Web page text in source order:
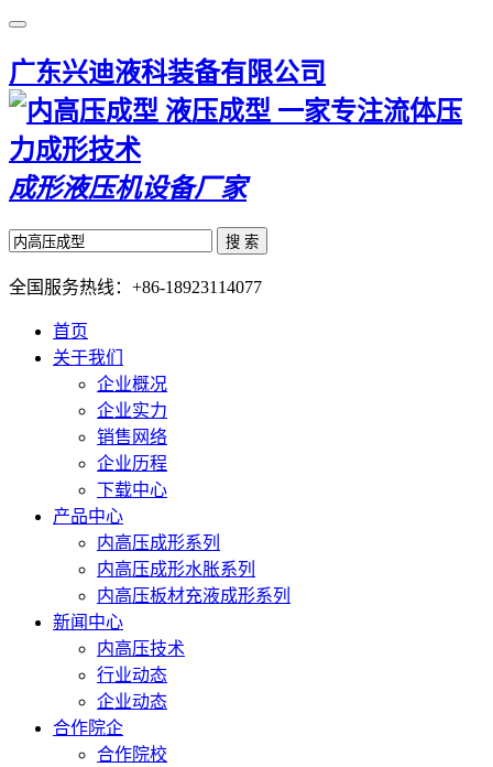
广东兴迪液科装备有限公司
一家专注流体压
力成形技术
成形液压机设备厂家
搜 索
全国服务热线： +86-18923114077
首页
关于我们
企业概况
企业实力
销售网络
企业历程
下载中心
产品中心
内高压成形系列
内高压成形水胀系列
内高压板材充液成形系列
新闻中心
内高压技术
行业动态
企业动态
合作院企
合作院校